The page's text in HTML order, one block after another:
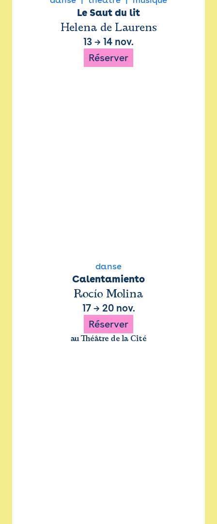
Le Saut du lit
Helena de Laurens
13 → 14 nov.
Réserver
danse
Calentamiento
Rocío Molina
17→ 20 nov.
Réserver
au Théâtre de la Cité